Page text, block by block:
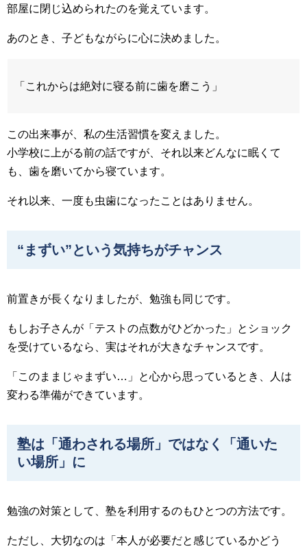
部屋に閉じ込められたのを覚えています。
あのとき、子どもながらに心に決めました。
「これからは絶対に寝る前に歯を磨こう」
この出来事が、私の生活習慣を変えました。
小学校に上がる前の話ですが、それ以来どんなに眠くて
も、歯を磨いてから寝ています。
それ以来、一度も虫歯になったことはありません。
“まずい”という気持ちがチャンス
前置きが長くなりましたが、勉強も同じです。
もしお子さんが「テストの点数がひどかった」とショック
を受けているなら、実はそれが大きなチャンスです。
「このままじゃまずい…」と心から思っているとき、人は
変わる準備ができています。
塾は「通わされる場所」ではなく「通いた
い場所」に
勉強の対策として、塾を利用するのもひとつの方法です。
ただし、大切なのは「本人が必要だと感じているかどう